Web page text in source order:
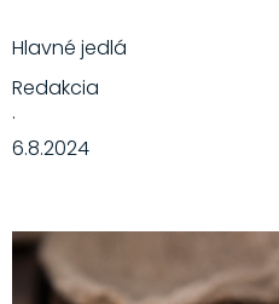
Hlavné jedlá
Redakcia
·
6.8.2024